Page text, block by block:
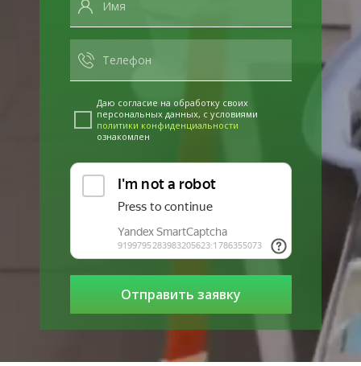
Даю согласие на обработку своих
персональных данных, с условиями
политики конфиденциальности
ознакомлен